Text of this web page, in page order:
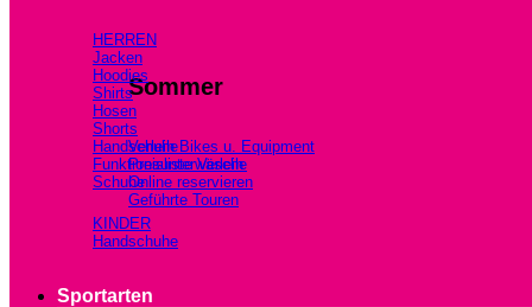
Sommer
Verleih Bikes u. Equipment
Preisliste Verleih
Online reservieren
Geführte Touren
HERREN
Jacken
Hoodies
Shirts
Hosen
Shorts
Handschuhe
Funktionsunterwäsche
Schuhe
KINDER
Handschuhe
Sportarten